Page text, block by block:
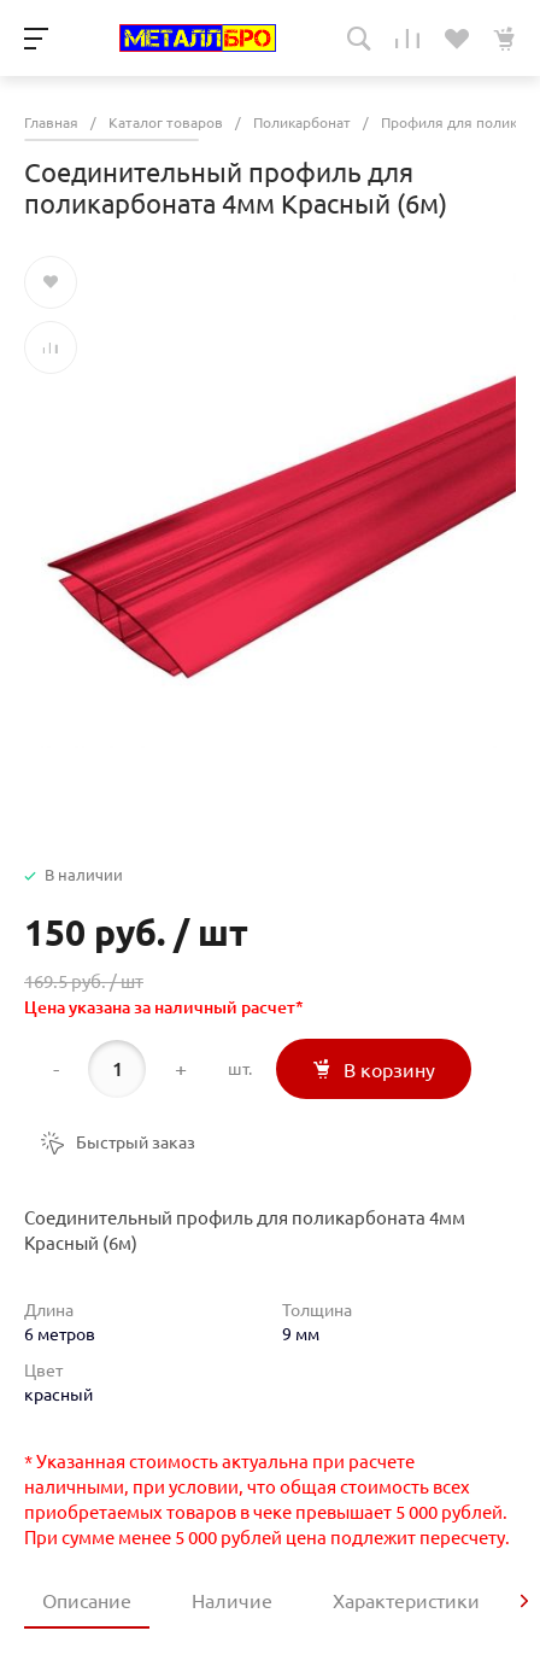
Главная / Каталог товаров / Поликарбонат / Профиля для
Соединительный профиль для
поликарбоната 4мм Красный (6м)
В наличии
150 руб. / шт
169.5 руб. /шт
Цена указана за наличный расчет*
- + шт. В корзину
Быстрый заказ
Соединительный профиль для поликарбоната 4мм
Красный (6м)
Длина
6 метров
Толщина
9 мм
Цвет
красный
* Указанная стоимость актуальна при расчете
наличными, при условии, что общая стоимость всех
приобретаемых товаров в чеке превышает 5 000 рублей.
При сумме менее 5 000 рублей цена подлежит пересчету.
Описание Наличие Характеристики